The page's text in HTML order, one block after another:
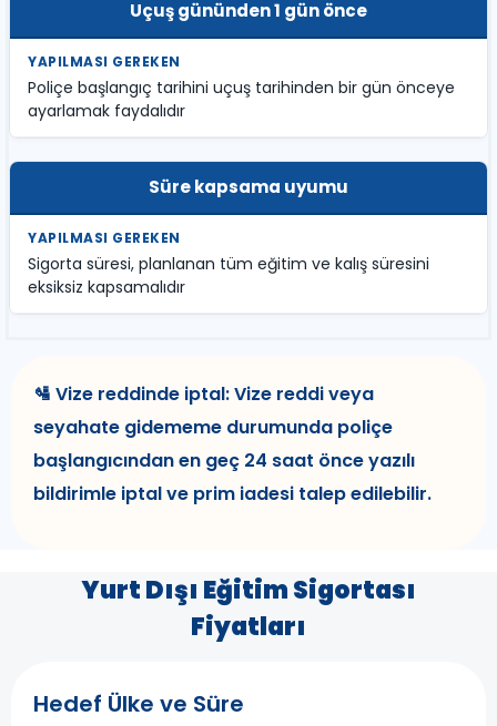
Uçuş gününden 1 gün önce
Poliçe başlangıç tarihini uçuş tarihinden bir gün önceye
ayarlamak faydalıdır
Süre kapsama uyumu
Sigorta süresi, planlanan tüm eğitim ve kalış süresini
eksiksiz kapsamalıdır
🛂 Vize reddinde iptal: Vize reddi veya
seyahate gidememe durumunda poliçe
başlangıcından en geç 24 saat önce yazılı
bildirimle iptal ve prim iadesi talep edilebilir.
Yurt Dışı Eğitim Sigortası
Fiyatları
Hedef Ülke ve Süre